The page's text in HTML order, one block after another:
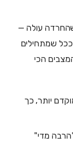
עולה —
שמתחילים
הכי
יותר, כך
מדי"